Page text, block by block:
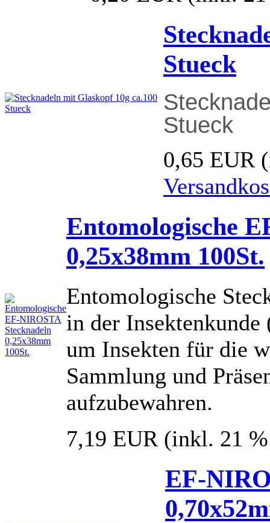
Stueck
Stueck
0,65 EUR
Entomologische
0,25x38mm 100St.
Entomologische
in der
um Insekten für die
Sammlung und
aufzubewahren.
7,19 EUR (inkl. 21
EF-